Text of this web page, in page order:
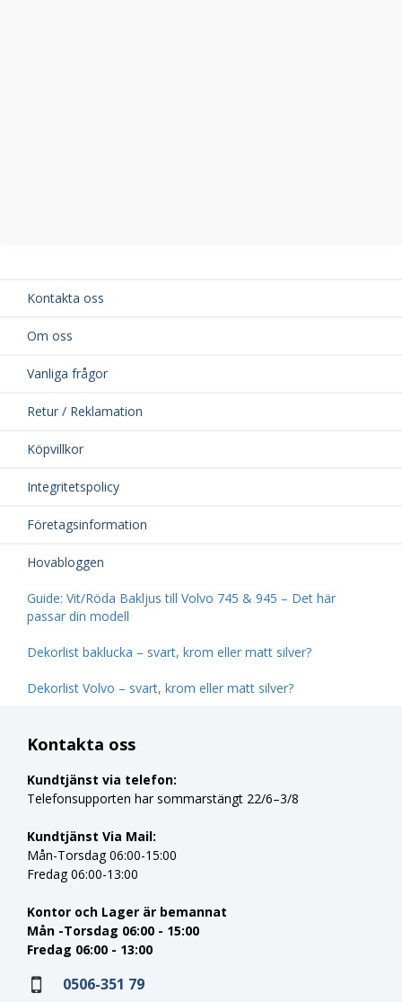
Kontakta oss
Om oss
Vanliga frågor
Retur / Reklamation
Köpvillkor
Integritetspolicy
Företagsinformation
Hovabloggen
Guide: Vit/Röda Bakljus till Volvo 745 & 945 – Det här
passar din modell
Dekorlist baklucka – svart, krom eller matt silver?
Dekorlist Volvo – svart, krom eller matt silver?
Kontakta oss
Kundtjänst via telefon:
Telefonsupporten har sommarstängt 22/6–3/8
Kundtjänst Via Mail:
Mån-Torsdag 06:00-15:00
Fredag 06:00-13:00
Kontor och Lager är bemannat
Mån -Torsdag 06:00 - 15:00
Fredag 06:00 - 13:00
0506-351 79